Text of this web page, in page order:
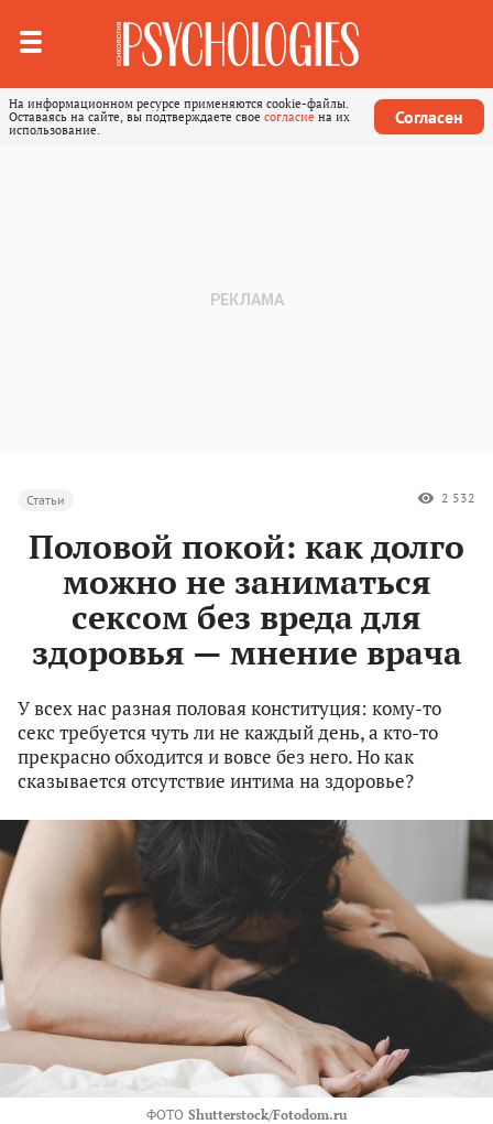
На информационном ресурсе применяются cookie-файлы.
Оставаясь на сайте, вы подтверждаете свое согласие на их
использование.
Согласен
Статьи 2 532
Половой покой: как долго
можно не заниматься
сексом без вреда для
здоровья — мнение врача
У всех нас разная половая конституция: кому-то
секс требуется чуть ли не каждый день, а кто-то
прекрасно обходится и вовсе без него. Но как
сказывается отсутствие интима на здоровье?
ФОТО Shutterstock/Fotodom.ru